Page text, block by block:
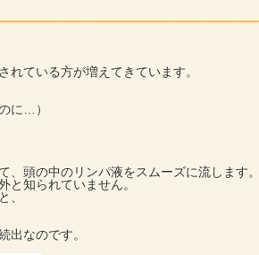
れている方が増えてきています。
に…）
頭の中のリンパ液をスムーズに流します。
と知られていません。
、
出なのです。